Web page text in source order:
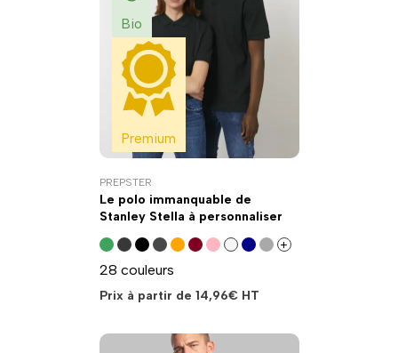
Bio
Premium
PREPSTER
Le polo immanquable de
Stanley Stella à personnaliser
+
28 couleurs
Prix à partir de 14,96€HT